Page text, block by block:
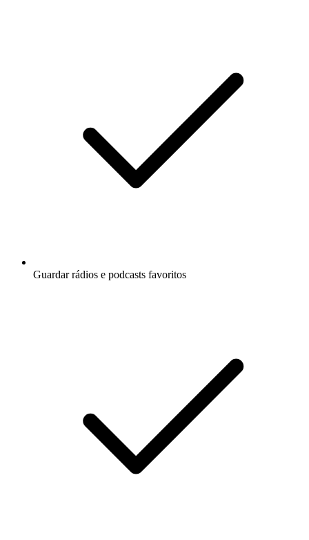
Guardar rádios e podcasts favoritos